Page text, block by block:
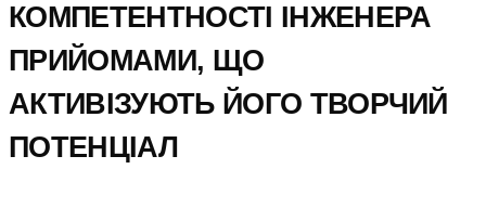
КОМПЕТЕНТНОСТІ ІНЖЕНЕРА
ПРИЙОМАМИ, ЩО
АКТИВІЗУЮТЬ ЙОГО ТВОРЧИЙ
ПОТЕНЦІАЛ